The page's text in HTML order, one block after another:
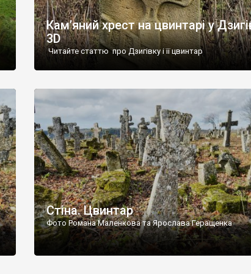
Кам’яний хрест на цвинтарі у
3D
Читайте статтю про Дзигівку і її цвинтар
Стіна. Цвинтар
Фото Романа Маленкова та Ярослава Геращенка